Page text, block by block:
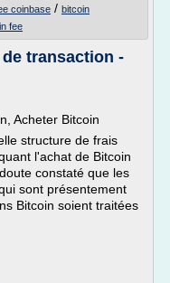
coinbase / bitcoin
fee
transaction -
Acheter Bitcoin
structure de frais
l'achat de Bitcoin
constaté que les
sont présentement
Bitcoin soient traitées